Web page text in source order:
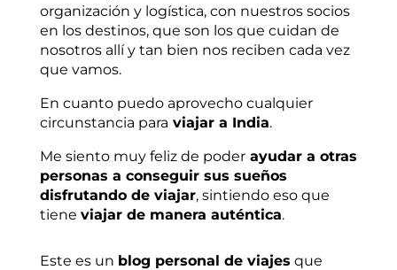
organización y logística, con nuestros socios
en los destinos, que son los que cuidan de
nosotros allí y tan bien nos reciben cada vez
que vamos.
En cuanto puedo aprovecho cualquier
circunstancia para viajar a India.
Me siento muy feliz de poderayudar a otras
personas a conseguir sus sueños
disfrutando de viajar, sintiendo eso que
tiene viajar de manera auténtica.
Este es un blog personal de viajes que